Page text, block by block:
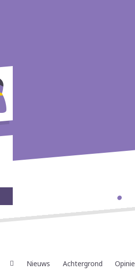
Nieuws Achtergrond Opinie